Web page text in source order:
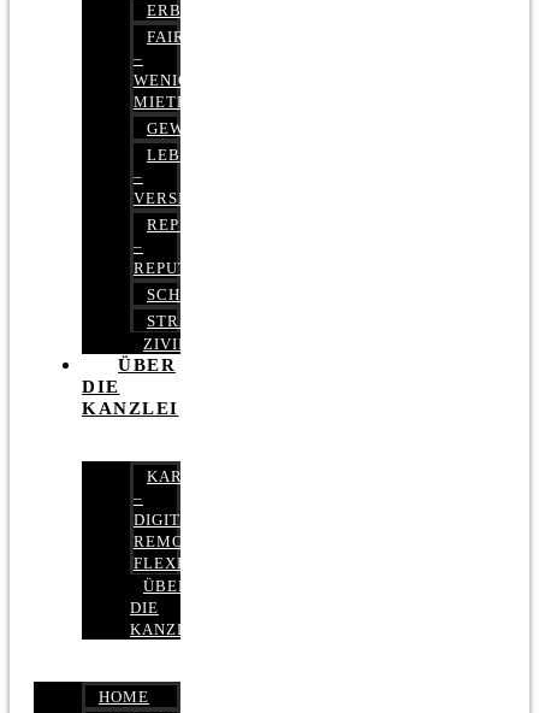
ERBRECHT
FAIRMIETEN
–
WENIGER
MIETE
GEWERBERECHT
LEBENSVERSICHERUNG
–
VERSICHERUNGSRECHT
REPUTATIONSRECHT
–
REPUTATIONSMANAGEMENT
SCHUFARECHT
STRAFRECHT
ZIVILRECHT
ÜBER
DIE
KANZLEI
KARRIERE
–
DIGITAL,
REMOTE,
FLEXIBEL
ÜBER
DIE
KANZLEI
HOME